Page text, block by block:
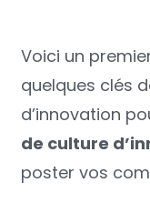
Voici un
quelques clés
d’innovation
de culture
poster vos